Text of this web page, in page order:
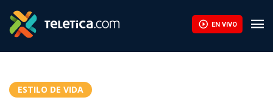
EN VIVO
ESTILO DE VIDA